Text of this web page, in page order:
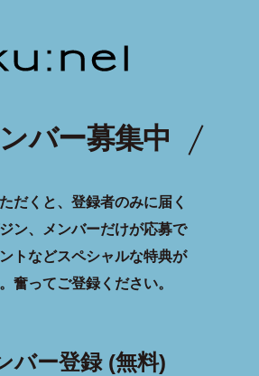
バー募集中
だくと、登録者のみに届く
ン、メンバーだけが応募で
トなどスペシャルな特典が
奮ってご登録ください。
バー登録 (無料)